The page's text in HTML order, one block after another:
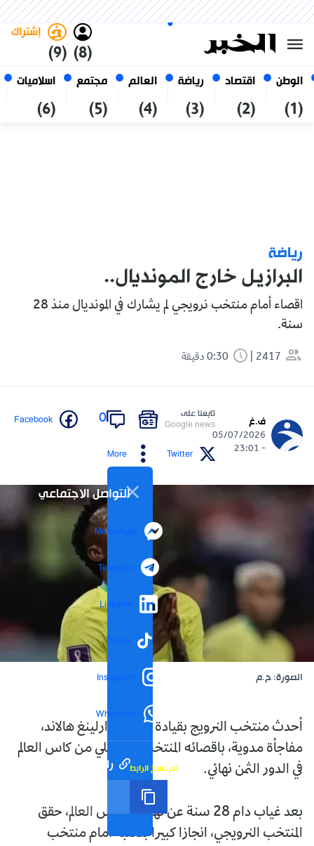
الوطن
(1)
اقتصاد
(2)
رياضة
(3)
العالم
(4)
مجتمع
(5)
اسلاميات
(6)
(8)
إشتراك
(9)
06 أغسطس 2026
الجزائر
رياضة
البرازيل خارج المونديال..
اقصاء أمام منتخب نرويجي لم يشارك في المونديال منذ 28
سنة.
2417
ف.غ
05/07/2026
- 23:01
تابعنا على
Google news
0
Facebook
Twitter
More
التواصل الاجتماعي
Messenger
Telegram
LinkedIn
TikTok
Instagram
WhatsApp
رابط مختصر تم نسخ الرابط
الصورة: ح.م
أحدث منتخب النرويج بقيادة مهاجمه ارلينغ هالاند،
مفاجأة مدوية، باقصائه المنتخب البرازيلي من كاس العالم
في الدور الثمن نهائي.
بعد غياب دام 28 سنة عن نهائيات كأس العالم، حقق
المنتخب النرويجي، انجازا كبيرا بتغلبه أمام منتخب